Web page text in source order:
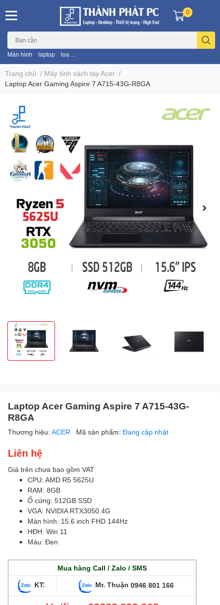
Màn hình laptop loa ...
0
Trang chủ / Máy tính xách tay Acer /
Laptop Acer Gaming Aspire 7 A715-43G-R8GA
Laptop Acer Gaming Aspire 7 A715-43G-
R8GA
Thương hiệu: ACER Mã sản phẩm: Đang cập nhật
Liên hệ
Giá trên chưa bao gồm VAT
CPU: AMD R5 5625U
RAM: 8GB
Ổ cứng: 512GB SSD
VGA: NVIDIA RTX3050 4G
Màn hình: 15.6 inch FHD 144Hz
HĐH: Win 11
Màu: Đen
Mua hàng Call / Zalo / SMS
KT: Mr. Thuận 0946 801 166